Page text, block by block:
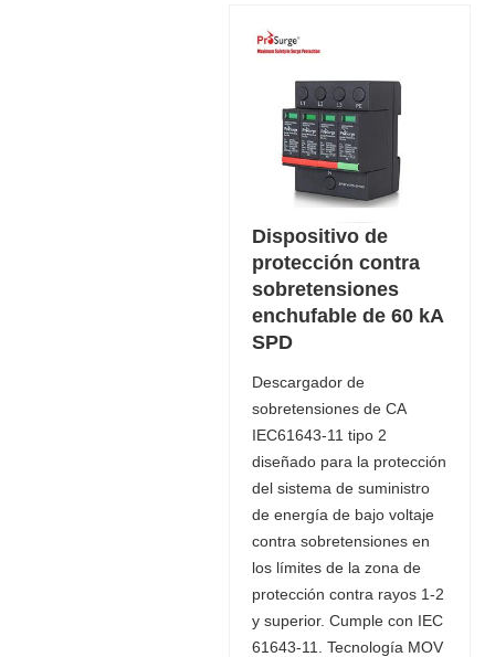
Dispositivo de
protección contra
sobretensiones
enchufable de 60 kA
SPD
Descargador de
sobretensiones de CA
IEC61643-11 tipo 2
diseñado para la protección
del sistema de suministro
de energía de bajo voltaje
contra sobretensiones en
los límites de la zona de
protección contra rayos 1-2
y superior. Cumple con IEC
61643-11. Tecnología MOV